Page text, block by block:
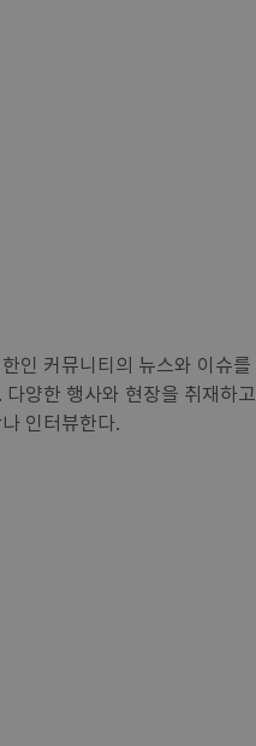
인 커뮤니티의 뉴스와 이슈를
다양한 행사와 현장을 취재하고
인터뷰한다.